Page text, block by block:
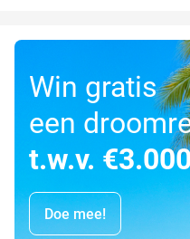
Win gratis
een
t.w.v.
Doe mee!